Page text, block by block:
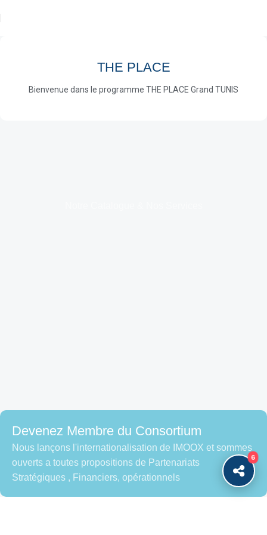
6
THE PLACE
Bienvenue dans le programme THE PLACE Grand TUNIS
Devenez Membre du Consortium
Nous lançons l'internationalisation de IMOOX et sommes
ouverts a toutes propositions de Partenariats
Stratégiques , Financiers, opérationnels